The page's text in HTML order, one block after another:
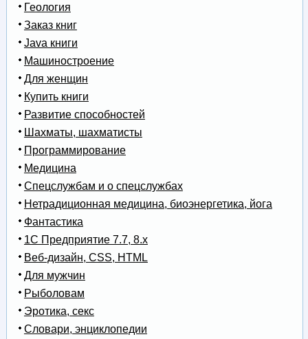
Геология
Заказ книг
Java книги
Машиностроение
Для женщин
Купить книги
Развитие способностей
Шахматы, шахматисты
Программирование
Медицина
Спецслужбам и о спецслужбах
Нетрадиционная медицина, биоэнергетика, йога
Фантастика
1С Предприятие 7.7, 8.x
Веб-дизайн, CSS, HTML
Для мужчин
Рыболовам
Эротика, секс
Словари, энциклопедии